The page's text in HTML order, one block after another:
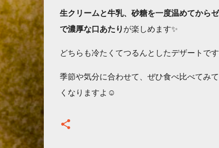
生クリームと牛乳、砂糖を一度温めてから
で濃厚な口あたり が楽しめます✨
どちらも冷たくてつるんとしたデザートで
季節や気分に合わせて、ぜひ食べ比べてみ
くなりますよ☺️